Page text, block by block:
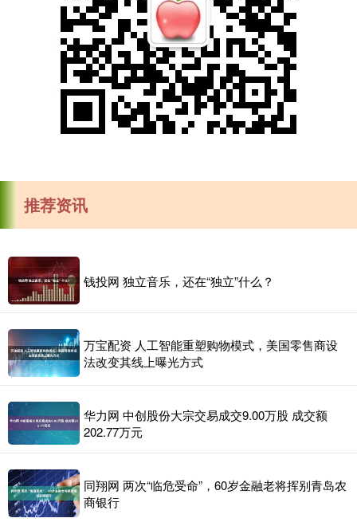
推荐资讯
钱投网 独立音乐，还在“独立”什么？
万宝配资 人工智能重塑购物模式，美国零售商设
法改变其线上曝光方式
华力网 中创股份大宗交易成交9.00万股 成交额
202.77万元
同翔网 两次“临危受命”，60岁金融老将挥别青岛农
商银行